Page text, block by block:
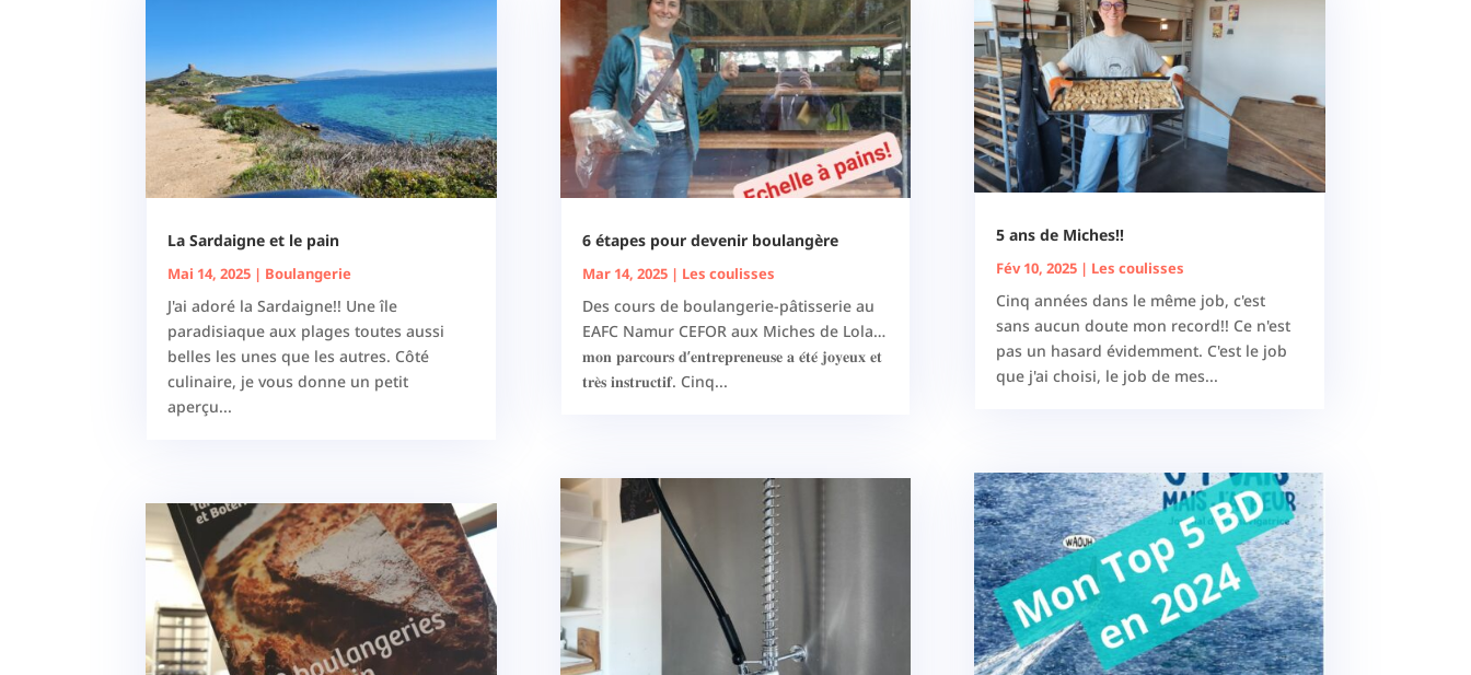
La Sardaigne et le pain
Mai 14, 2025 | Boulangerie
J'ai adoré la Sardaigne!! Une île
paradisiaque aux plages toutes aussi
belles les unes que les autres. Côté
culinaire, je vous donne un petit
aperçu...
6 étapes pour devenir boulangère
Mar 14, 2025| Les coulisses
Des cours de boulangerie-pâtisserie au
EAFC Namur CEFOR aux Miches de Lola…
𝐦𝐨𝐧 𝐩𝐚𝐫𝐜𝐨𝐮𝐫𝐬 𝐝’𝐞𝐧𝐭𝐫𝐞𝐩𝐫𝐞𝐧𝐞𝐮𝐬𝐞 𝐚 𝐞́𝐭𝐞́ 𝐣𝐨𝐲𝐞𝐮𝐱 𝐞𝐭
𝐭𝐫𝐞̀𝐬 𝐢𝐧𝐬𝐭𝐫𝐮𝐜𝐭𝐢𝐟. Cinq...
5 ans de Miches!!
Fév 10, 2025| Les coulisses
Cinq années dans le même job, c'est
sans aucun doute mon record!! Ce n'est
pas un hasard évidemment. C'est le job
que j'ai choisi, le job de mes...